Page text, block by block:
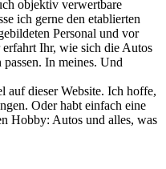
objektiv verwertbare
ich gerne den etablierten
Personal und vor
Ihr, wie sich die Autos
In meines. Und
auf dieser Website. Ich hoffe,
Oder habt einfach eine
Hobby: Autos und alles, was